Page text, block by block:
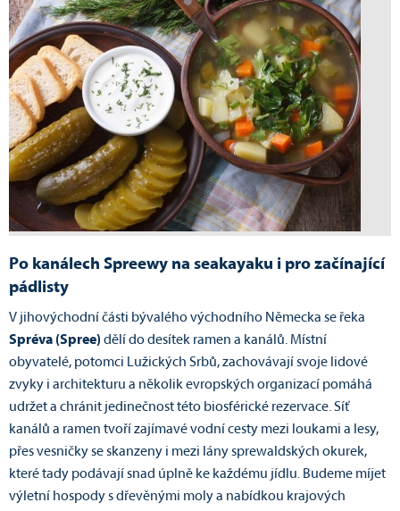
Po kanálech Spreewy na seakayaku i pro začínající
pádlisty
V jihovýchodní části bývalého východního Německa se řeka
Spréva (Spree) dělí do desítek ramen a kanálů. Místní
obyvatelé, potomci Lužických Srbů, zachovávají svoje lidové
zvyky i architekturu a několik evropských organizací pomáhá
udržet a chránit jedinečnost této biosférické rezervace. Síť
kanálů a ramen tvoří zajímavé vodní cesty mezi loukami a lesy,
přes vesničky se skanzeny i mezi lány sprewaldských okurek,
které tady podávají snad úplně ke každému jídlu. Budeme míjet
výletní hospody s dřevěnými moly a nabídkou krajových